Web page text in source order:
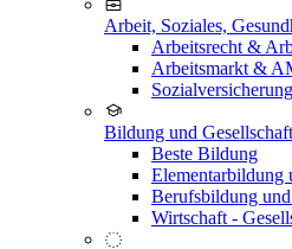
Arbeit, Soziales,
Arbeitsrecht &
Arbeitsmarkt &
Bildung und Gesellschaft
Beste Bildung
Elementarbildung
Berufsbildung
Wirtschaft -